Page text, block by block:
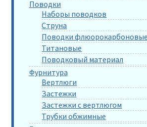
Поводки
Наборы поводков
Струна
Поводки флюорокарбоновые
Титановые
Поводковый материал
Фурнитура
Вертлюги
Застежки
Застежки с вертлюгом
Трубки обжимные